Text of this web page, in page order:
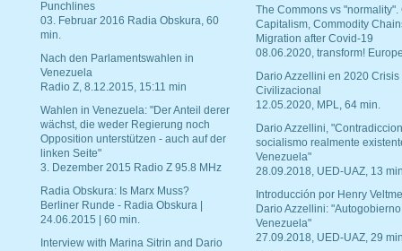
Punchlines
03. Februar 2016 Radia Obskura, 60
min.
Nach den Parlamentswahlen in
Venezuela
Radio Z, 8.12.2015, 15:11 min
Wahlen in Venezuela: "Der Anteil derer
wächst, die weder Regierung noch
Opposition unterstützen - auch auf der
linken Seite"
3. Dezember 2015 Radio Z 95.8 MHz
Radia Obskura: Is Marx Muss?
Berliner Runde - Radia Obskura |
24.06.2015 | 60 min.
Interview with Marina Sitrin and Dario
The Commons vs "normality".
Capitalism, Commodity
Migration after Covid-19
08.06.2020, transform!
Dario Azzellini en 2020 Crisis
Civilizacional
12.05.2020, MPL, 64 min.
Dario Azzellini,
socialismo realmente
Venezuela"
28.09.2018, UED-UAZ, 13
Introducción por Henry
Dario Azzellini:
Venezuela"
27.09.2018, UED-UAZ, 29